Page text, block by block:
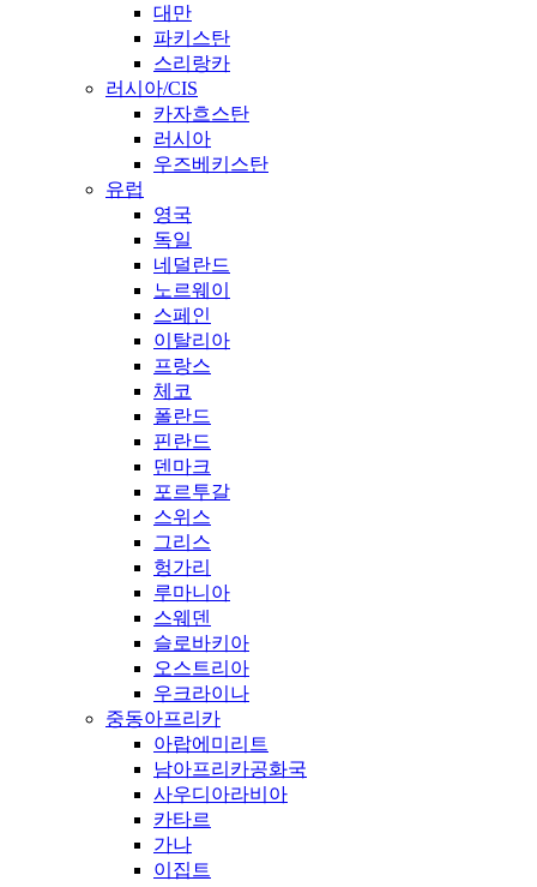
대만
파키스탄
스리랑카
러시아/CIS
카자흐스탄
러시아
우즈베키스탄
유럽
영국
독일
네덜란드
노르웨이
스페인
이탈리아
프랑스
체코
폴란드
핀란드
덴마크
포르투갈
스위스
그리스
헝가리
루마니아
스웨덴
슬로바키아
오스트리아
우크라이나
중동아프리카
아랍에미리트
남아프리카공화국
사우디아라비아
카타르
가나
이집트